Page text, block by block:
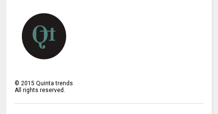
©2015 Quinta trends
All rights reserved.